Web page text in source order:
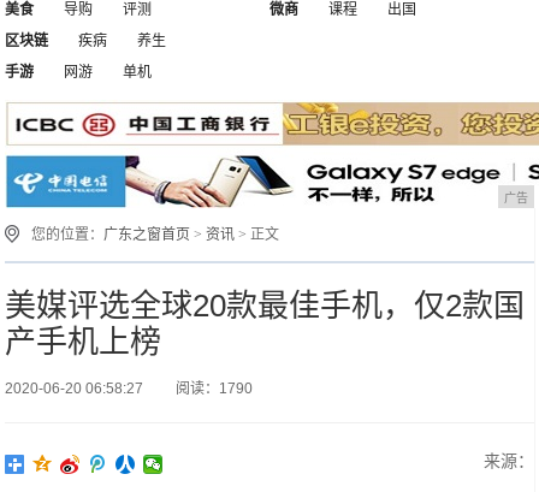
美食
导购 评测
微商
课程
出国
区块链
疾病
养生
手游
网游 单机
广告
您的位置： 广东之窗首页 >资讯 > 正文
美媒评选全球20款最佳手机，仅2款国
产手机上榜
2020-06-20 06:58:27 阅读：1790
来源：